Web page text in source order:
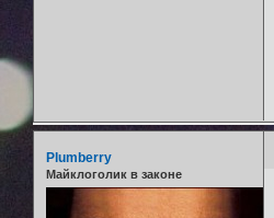
Plumberry
Майклоголик в законе